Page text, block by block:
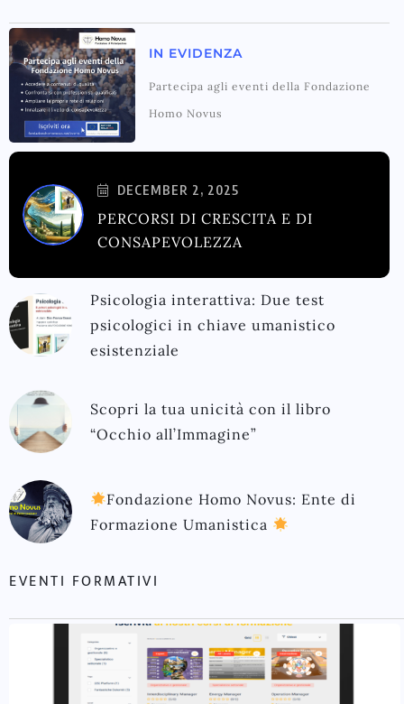
IN EVIDENZA
Partecipa agli eventi della Fondazione
Homo Novus
DECEMBER 2, 2025
PERCORSI DI CRESCITA E DI
CONSAPEVOLEZZA
Psicologia interattiva: Due test
psicologici in chiave umanistico
esistenziale
Scopri la tua unicità con il libro
“Occhio all’Immagine”
Fondazione Homo Novus: Ente di
Formazione Umanistica
EVENTI FORMATIVI